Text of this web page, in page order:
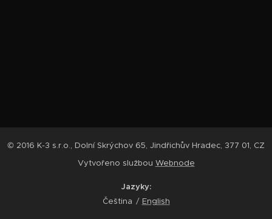
© 2016 K-3 s.r.o., Dolní Skrýchov 65, Jindřichův Hradec, 377 01, CZ
Vytvořeno službou Webnode
Jazyky
Čeština
English